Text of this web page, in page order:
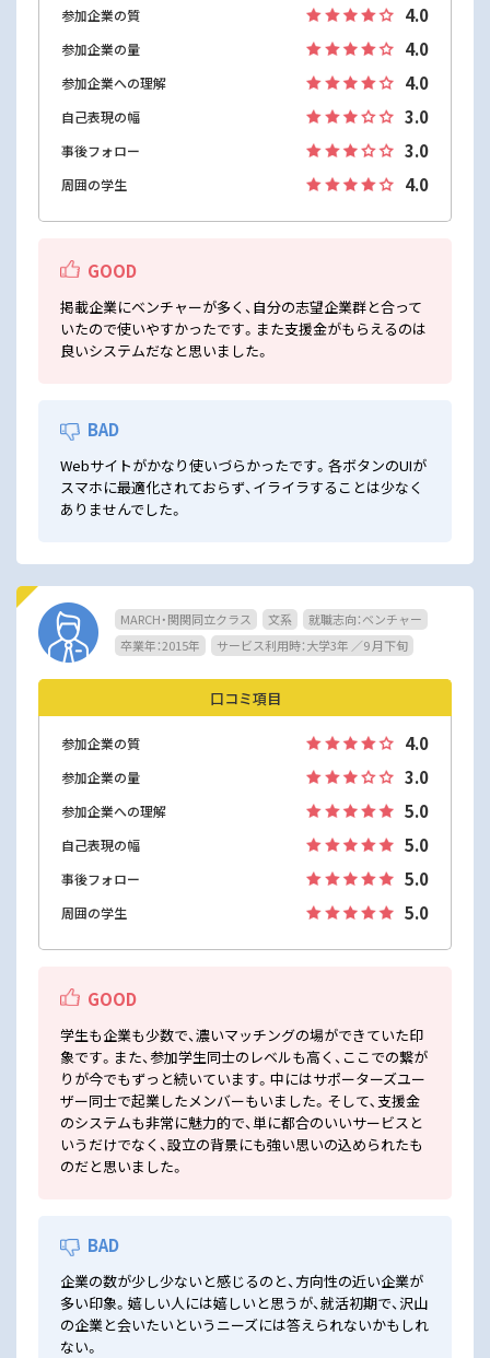
参加企業の質 4.0
参加企業の量 4.0
参加企業への理解 4.0
自己表現の幅 3.0
事後フォロー 3.0
周囲の学生 4.0
GOOD
掲載企業にベンチャーが多く、自分の志望企業群と合って
いたので使いやすかったです。また支援金がもらえるのは
良いシステムだなと思いました。
BAD
Webサイトがかなり使いづらかったです。各ボタンのUIが
スマホに最適化されておらず、イライラすることは少なく
ありませんでした。
MARCH・関関同立クラス 文系
就職志向：ベンチャー
卒業年：2015年
サービス利用時：大学3年 ／9 月下旬
口コミ項目
参加企業の質 4.0
参加企業の量 3.0
参加企業への理解 5.0
自己表現の幅 5.0
事後フォロー 5.0
周囲の学生 5.0
GOOD
学生も企業も少数で、濃いマッチングの場ができていた印
象です。また、参加学生同士のレベルも高く、ここでの繋が
りが今でもずっと続いています。中にはサポーターズユー
ザー同士で起業したメンバーもいました。そして､支援金
のシステムも非常に魅力的で、単に都合のいいサービスと
いうだけでなく、設立の背景にも強い思いの込められたも
のだと思いました。
BAD
企業の数が少し少ないと感じるのと、方向性の近い企業が
多い印象。嬉しい人には嬉しいと思うが、就活初期で、沢山
の企業と会いたいというニーズには答えられないかもしれ
ない。